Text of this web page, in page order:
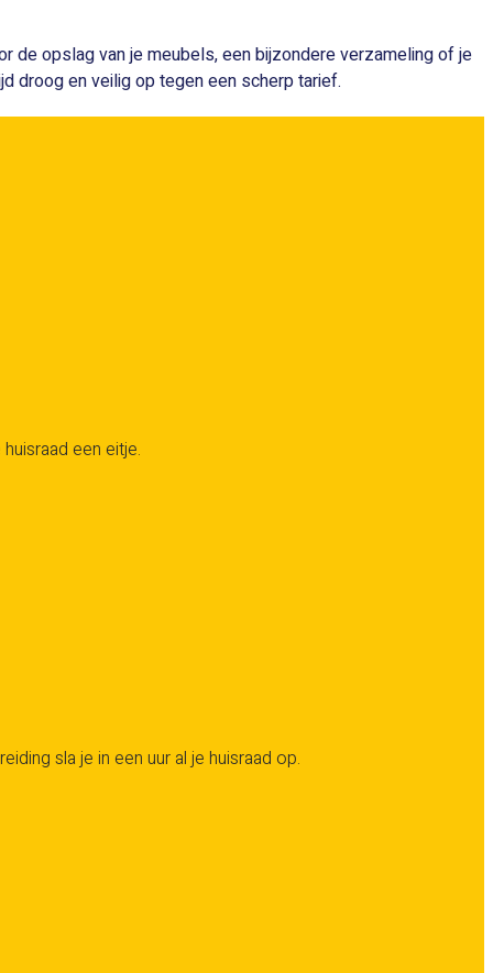
de opslag van je meubels, een bijzondere verzameling of je
droog en veilig op tegen een scherp tarief.
een eitje.
sla je in een uur al je huisraad op.